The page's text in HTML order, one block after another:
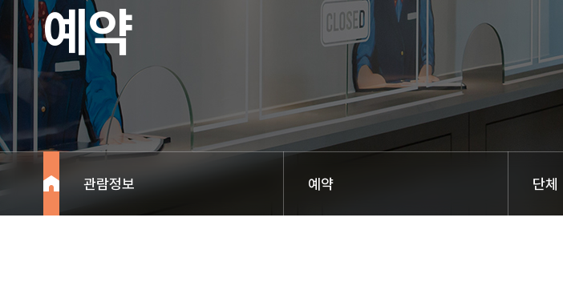
예약
관람정보 예약 단체